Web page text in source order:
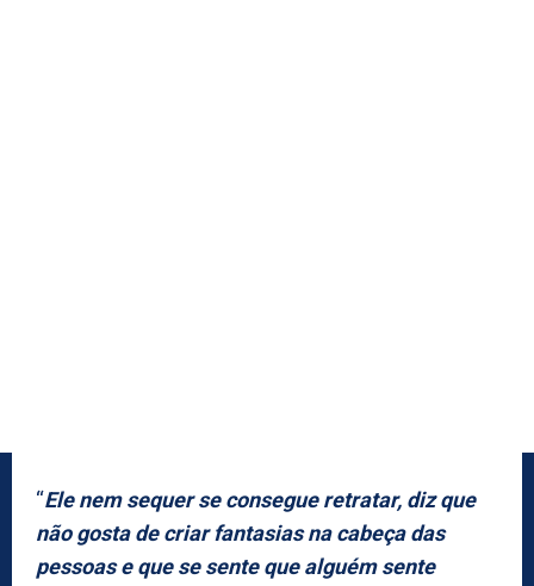
“Ele nem sequer se consegue retratar, diz que
não gosta de criar fantasias na cabeça das
pessoas e que se sente que alguém sente